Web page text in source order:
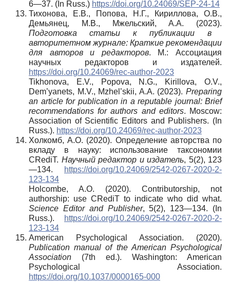
6—37. (In Russ.) https://doi.org/10.24069/SEP-24-14
Тихонова, Е.В., Попова, Н.Г., Кириллова, О.В.,
Демьянец, М.В., Мжельский, А.А. (2023).
Подготовка статьи к публикации в
авторитетном журнале: Краткие рекомендации
для авторов и редакторов. М.: Ассоциация
научных редакторов и издателей.
https://doi.org/10.24069/rec-author-2023
Tikhonova, E.V., Popova, N.G., Kirillova, O.V.,
Dem’yanets, M.V., Mzhel’skii, A.A. (2023). Preparing
an article for publication in a reputable journal: Brief
recommendations for authors and editors. Moscow:
Association of Scientific Editors and Publishers. (In
Russ.). https://doi.org/10.24069/rec-author-2023
Холкомб, А.О. (2020). Определение авторства по
вкладу в науку: использование таксономии
CRediT. Научный редактор и издатель, 5(2), 123
—134.
https://doi.org/10.24069/2542-0267-2020-2-
123-134
Holcombe, A.O. (2020). Contributorship, not
authorship: use CRediT to indicate who did what.
Science Editor and Publisher, 5(2), 123—134. (In
Russ.).
https://doi.org/10.24069/2542-0267-2020-2-
123-134
American Psychological Association. (2020).
Publication manual of the American Psychological
Association (7th ed.). Washington: American
Psychological Association.
https://doi.org/10.1037/0000165-000